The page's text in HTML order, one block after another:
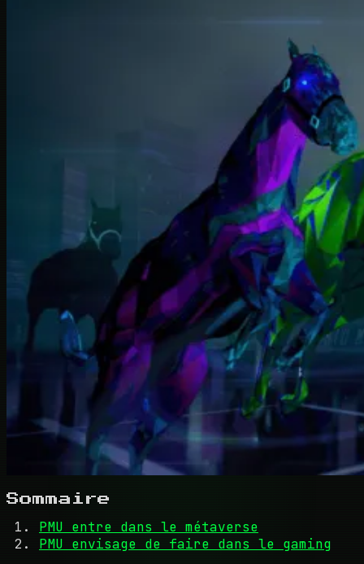
Sommaire
PMU entre dans le métaverse
PMU envisage de faire dans le gaming